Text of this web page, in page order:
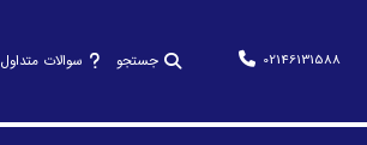
02146131588 جستجو سوالات متداول